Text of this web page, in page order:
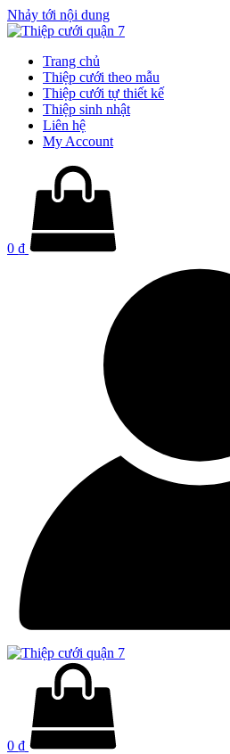
Nhảy tới nội dung
Trang chủ
Thiệp cưới theo mẫu
Thiệp cưới tự thiết kế
Thiệp sinh nhật
Liên hệ
My Account
0 ₫
0 ₫